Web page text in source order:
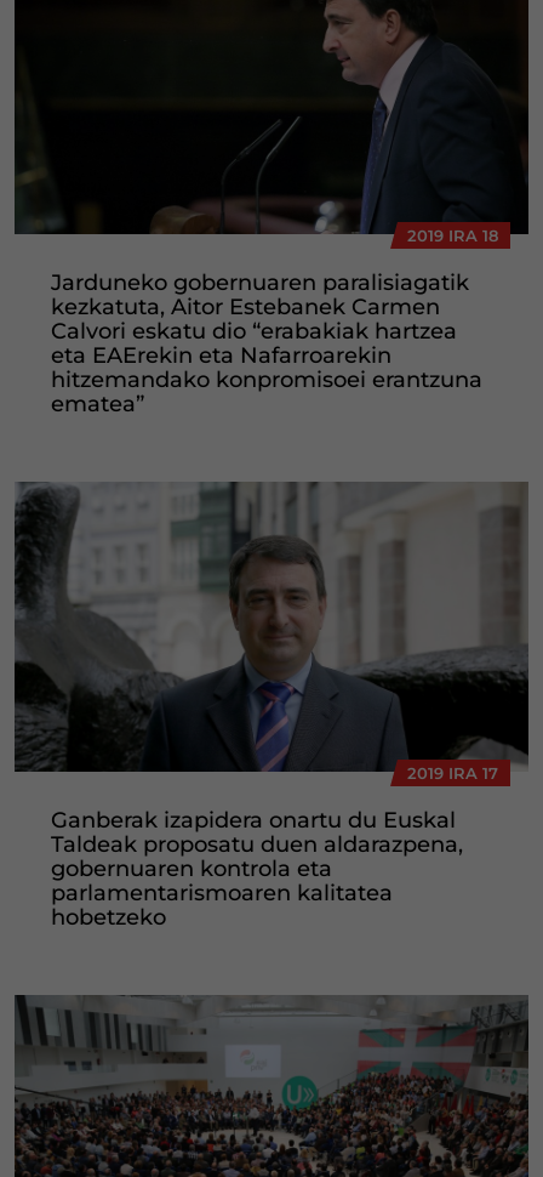
2019 IRA 18
Jarduneko gobernuaren paralisiagatik
kezkatuta, Aitor Estebanek Carmen
Calvori eskatu dio “erabakiak hartzea
eta EAErekin eta Nafarroarekin
hitzemandako konpromisoei erantzuna
ematea”
2019 IRA 17
Ganberak izapidera onartu du Euskal
Taldeak proposatu duen aldarazpena,
gobernuaren kontrola eta
parlamentarismoaren kalitatea
hobetzeko